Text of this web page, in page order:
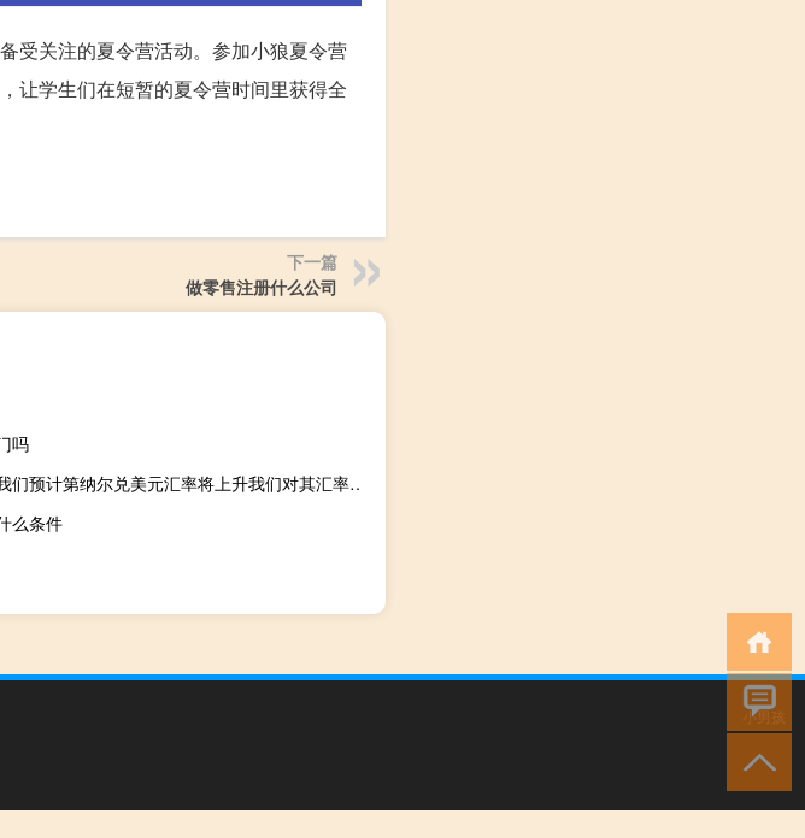
受关注的夏令营活动。参加小狼夏令营
让学生们在短暂的夏令营时间里获得全
下一篇
做零售注册什么公司
吗
伊拉克央行高级官员：我们预计第纳尔兑美元汇率将上升我们对其汇率达到1700的水平觉得没有问题
么条件
小男孩